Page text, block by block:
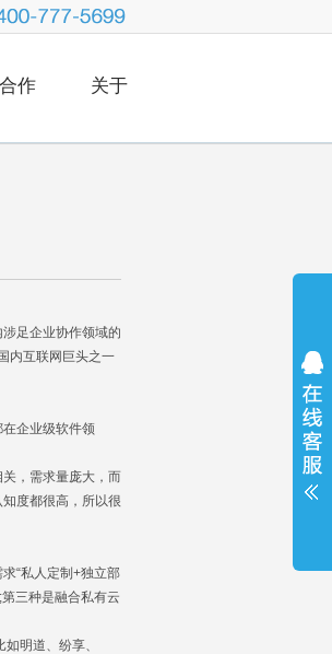
合作 关于
足企业协作领域的
内互联网巨头之一
企业级软件领
，需求量庞大，而
度都很高，所以很
“私人定制+独立部
三种是融合私有云
明道、纷享、